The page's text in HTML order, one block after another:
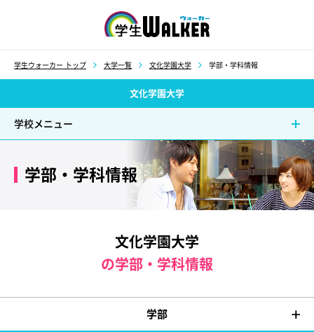
学生ウォーカー トップ 大学一覧 文化学園大学 学部・学科情報
文化学園大学
学校メニュー
学部・学科情報
文化学園大学
の学部・学科情報
学部